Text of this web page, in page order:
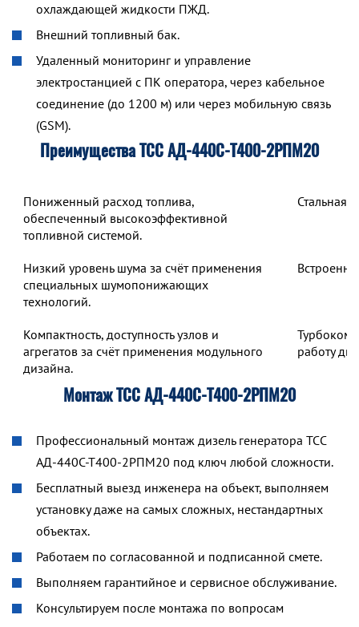
охлаждающей жидкости ПЖД.
Внешний топливный бак.
Удаленный мониторинг и управление
электростанцией с ПК оператора, через кабельное
соединение (до 1200 м) или через мобильную связь
(GSM).
Преимущества ТСС АД-440С-Т400-2РПМ20
Пониженный расход топлива,
обеспеченный высокоэффективной
топливной системой.
Стальная
Низкий уровень шума за счёт применения
специальных шумопонижающих
технологий.
Компактность, доступность узлов и
агрегатов за счёт применения модульного
дизайна.
работу
Монтаж ТСС АД-440С-Т400-2РПМ20
Профессиональный монтаж дизель генератора ТСС
АД-440С-Т400-2РПМ20 под ключ любой сложности.
Бесплатный выезд инженера на объект, выполняем
установку даже на самых сложных, нестандартных
объектах.
Работаем по согласованной и подписанной смете.
Выполняем гарантийное и сервисное обслуживание.
Консультируем после монтажа по вопросам